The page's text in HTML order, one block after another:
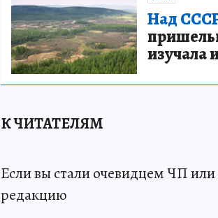
Над
изучала
К ЧИТАТЕЛЯМ
Если вы стали очевидцем ЧП
редакцию